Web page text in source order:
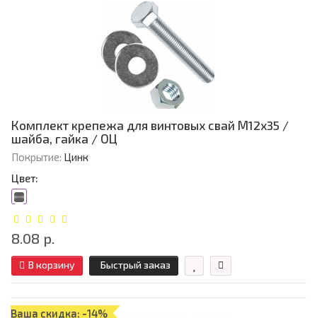
Комплект крепежа для винтовых свай М12х35 /
шайба, гайка / ОЦ
Покрытие: Цинк
Цвет:
8.08 р.
В корзину Быстрый заказ
Ваша скидка: -14%